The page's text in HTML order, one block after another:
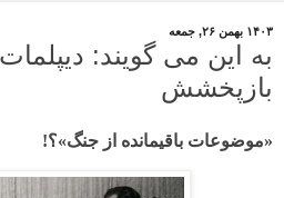
۱۴۰۳ بهمن ۲۶, جمعه
به این می گویند:
بازپخشش
«موضوعات باقیمانده از جنگ»؟!